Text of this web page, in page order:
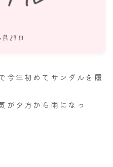
今年初めてサンダルを履
が夕方から雨になっ